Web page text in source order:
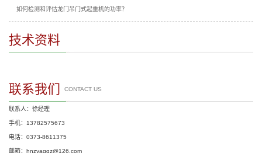
如何检测和评估龙门吊门式起重机的功率？
技术资料
联系我们 CONTACT US
联系人：徐经理
手机：13782575673
电话：0373-8611375
邮箱：hnzyaqqz@126.com